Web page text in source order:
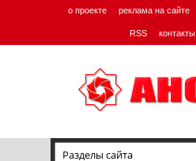
о проекте реклама на сайте
RSS контакты